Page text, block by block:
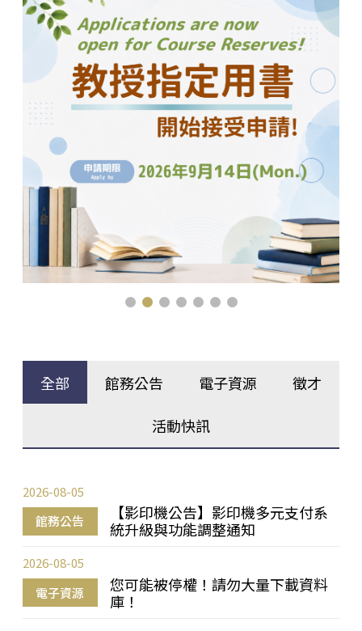
全部 館務公告 電子資源 徵才
活動快訊
館務公告
【影印機公告】影印機多元支付系
統升級與功能調整通知
2026-08-05
電子資源
您可能被停權！請勿大量下載資料
庫！
2026-08-05